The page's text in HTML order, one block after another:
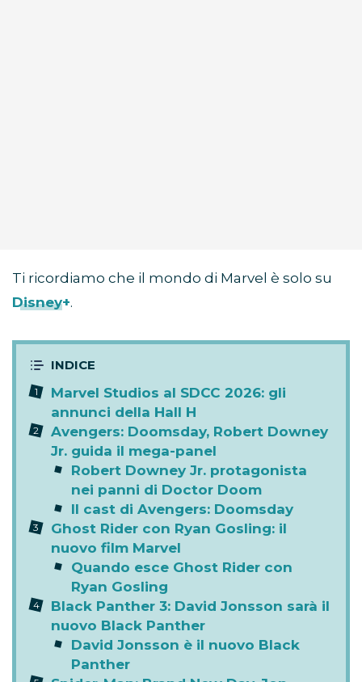
Ti ricordiamo che il mondo di Marvel è solo su
Disney+.
Marvel Studios al SDCC 2026: gli
annunci della Hall H
Avengers: Doomsday, Robert Downey
Jr. guida il mega-panel
Robert Downey Jr. protagonista
nei panni di Doctor Doom
Il cast di Avengers: Doomsday
Ghost Rider con Ryan Gosling: il
nuovo film Marvel
Quando esce Ghost Rider con
Ryan Gosling
Black Panther 3: David Jonsson sarà il
nuovo Black Panther
David Jonsson è il nuovo Black
Panther